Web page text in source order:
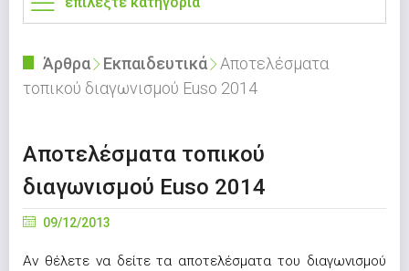
Άρθρα Εκπαιδευτικά
Αποτελέσματα
τοπικού διαγωνισμού Euso 2014
Αποτελέσματα τοπικού
διαγωνισμού Euso 2014
09/12/2013
Αν θέλετε να δείτε τα αποτελέσματα του διαγωνισμού